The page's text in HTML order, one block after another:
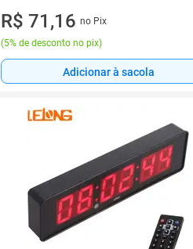
R$ 71,16 no Pix
(5% de desconto no pix)
Adicionar à sacola